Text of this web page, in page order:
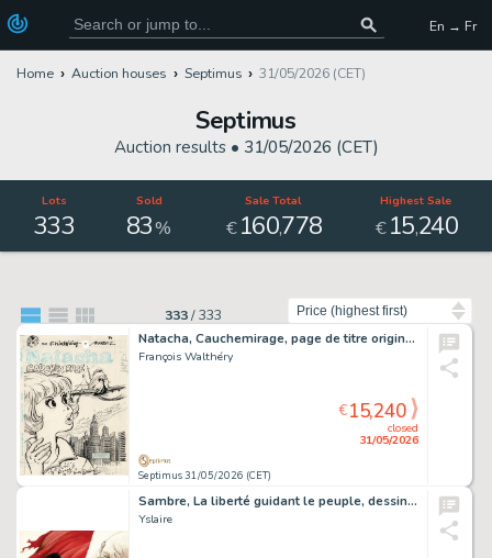
En → Fr
Home Auction houses Septimus 31/05/2026 (CET)
Septimus
Auction results • 31/05/2026 (CET)
Lots
333
Sold
83%
Sale Total
€ 160,778
Highest Sale
€ 15,240
333/333
Natacha, Cauchemirage, page de titre originale à l’encre de chine pour cet album paru en 1989 chez Marsu Productions. Couverture originale non retenue pour cet album. Ce dessin fut offert par Walthéry au chanteur Renaud en 1989.…
François Walthéry
Septimus 31/05/2026 (CET)
closed
31/05/2026
€15,240
Sambre, La liberté guidant le peuple, dessin original très grand format à l’encre de chine et à l’aquarelle réalisé pour une sérigraphie.
Yslaire